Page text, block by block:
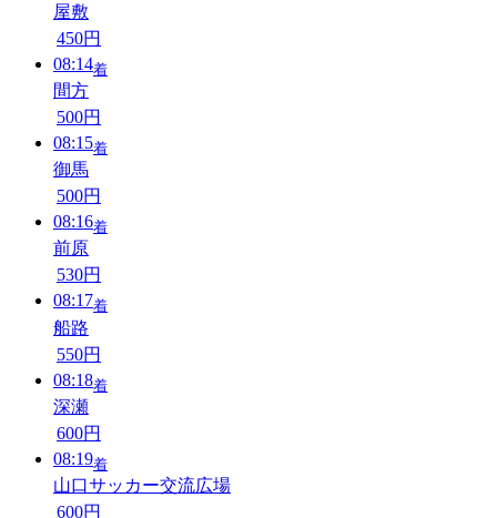
屋敷
450円
08:14着
間方
500円
08:15着
御馬
500円
08:16着
前原
530円
08:17着
船路
550円
08:18着
深瀬
600円
08:19着
山口サッカー交流広場
600円